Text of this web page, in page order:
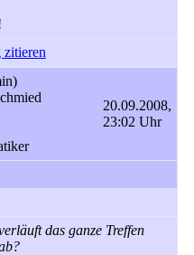
zitieren
20.09.2008,
23:02 Uhr
das ganze Treffen